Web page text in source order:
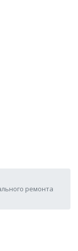
ремонта